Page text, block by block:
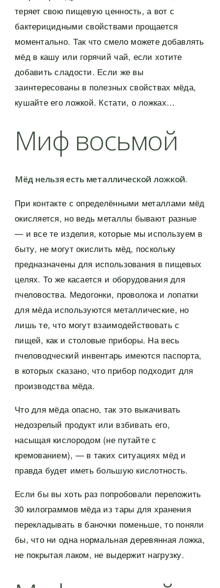
теряет свою пищевую ценность, а вот с
бактерицидными свойствами прощается
моментально. Так что смело можете добавлять
мёд в кашу или горячий чай, если хотите
добавить сладости. Если же вы
заинтересованы в полезных свойствах мёда,
кушайте его ложкой. Кстати, о ложках…
Миф восьмой
Мёд нельзя есть металлической ложкой.
При контакте с определёнными металлами мёд
окисляется, но ведь металлы бывают разные
— и все те изделия, которые мы используем в
быту, не могут окислить мёд, поскольку
предназначены для использования в пищевых
целях. То же касается и оборудования для
пчеловоства. Медогонки, проволока и лопатки
для мёда используются металлические, но
лишь те, что могут взаимодействовать с
пищей, как и столовые приборы. На весь
пчеловодческий инвентарь имеются паспорта,
в которых сказано, что прибор подходит для
производства мёда.
Что для мёда опасно, так это выкачивать
недозрелый продукт или взбивать его,
насыщая кислородом (не путайте с
кремованием), — в таких ситуациях мёд и
правда будет иметь большую кислотность.
Если бы вы хоть раз попробовали переложить
30 килограммов мёда из тары для хранения
перекладывать в баночки поменьше, то поняли
бы, что ни одна нормальная деревянная ложка,
не покрытая лаком, не выдержит нагрузку.